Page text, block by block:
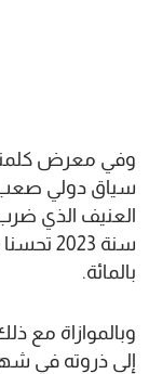
وفي معرض كلمته
سياق دولي صعب
العنيف الذي
بالمائة.
وبالموازاة مع